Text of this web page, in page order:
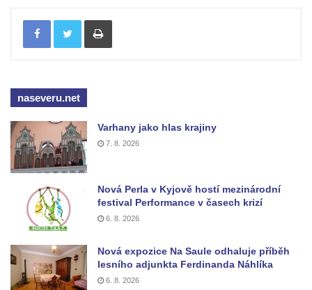
Budějovicích
Socha svatého Zachariáše na nádvoří
kláštera dominikánů v Českých
Budějovicích
dominikánů v Českých Budějovicích
Socha svaté Anny na nádvoří kláštera
Socha svatého Dominika na nádvoří
kláštera dominikánů v Českých
Tisknout
naseveru.net
Varhany jako hlas krajiny
7. 8. 2026
Nová Perla v Kyjově hostí mezinárodní
festival Performance v časech krizí
6. 8. 2026
Nová expozice Na Saule odhaluje příběh
lesního adjunkta Ferdinanda Náhlíka
6. 8. 2026